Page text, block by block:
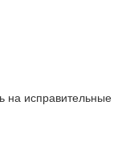
на исправительные